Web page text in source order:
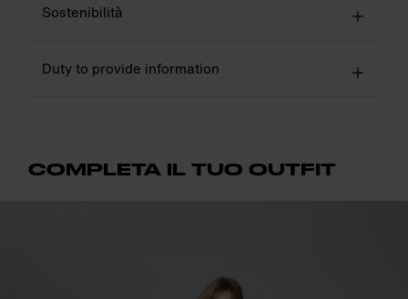
Sostenibilità
Duty to provide information
COMPLETA IL TUO OUTFIT